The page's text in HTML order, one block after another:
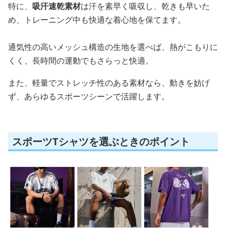
特に、 吸汗速乾素材は汗を素早く吸収し、乾きも早いた
め、トレーニング中も快適な着心地を保てます。
通気性の高いメッシュ構造の生地を選べば、熱がこもりに
くく、長時間の運動でもさらっと快適。
また、軽量でストレッチ性のある素材なら、動きを妨げ
ず、あらゆるスポーツシーンで活躍します。
スポーツTシャツを選ぶときのポイント